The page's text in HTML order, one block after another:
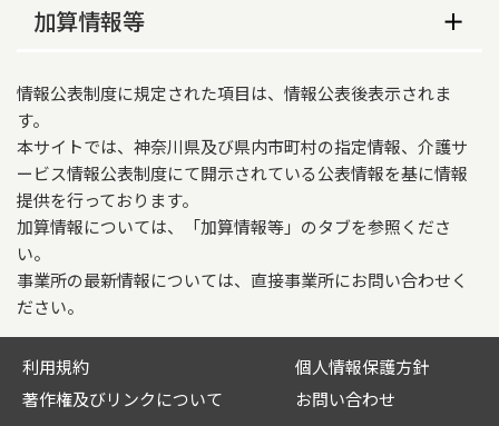
営業時間（平日）
分
営業時間（日曜・祝日）
分
生活保護指定の有無
あり
法人情報
法人名
従業員数
従業員数
常勤
非常勤
介護福祉士
0
0
0
加算情報等
2025年04月01日
業務継続計画策定の有無
基準型
特別地域加算
なし
中山間地域等における小規模事業所加算（地域に
関する状況）
非該当
情報公表制度に規定された項目は、情報公表後表示されま
す。
本サイトでは、神奈川県及び県内市町村の指定情報、介護サ
ービス情報公表制度にて開示されている公表情報を基に情報
提供を行っております。
加算情報については、「加算情報等」のタブを参照くださ
い。
事業所の最新情報については、直接事業所にお問い合わせく
ださい。
利用規約
個人情報保護方針
著作権及びリンクについて
お問い合わせ